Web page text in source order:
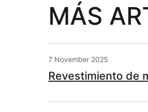
MÁS
7 November 2025
Revestimiento de